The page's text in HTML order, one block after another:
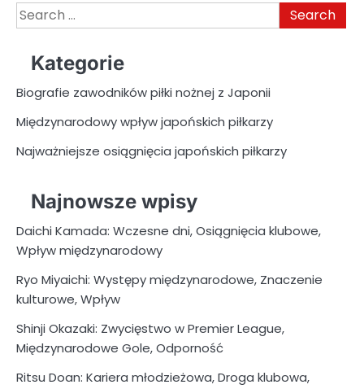
Search
for:
Kategorie
Biografie zawodników piłki nożnej z Japonii
Międzynarodowy wpływ japońskich piłkarzy
Najważniejsze osiągnięcia japońskich piłkarzy
Najnowsze wpisy
Daichi Kamada: Wczesne dni, Osiągnięcia klubowe,
Wpływ międzynarodowy
Ryo Miyaichi: Występy międzynarodowe, Znaczenie
kulturowe, Wpływ
Shinji Okazaki: Zwycięstwo w Premier League,
Międzynarodowe Gole, Odporność
Ritsu Doan: Kariera młodzieżowa, Droga klubowa,